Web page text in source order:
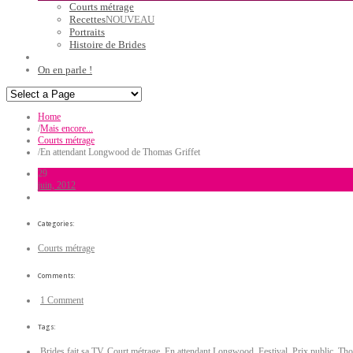
Courts métrage
RecettesNOUVEAU
Portraits
Histoire de Brides
On en parle !
Home
/Mais encore...
Courts métrage
/En attendant Longwood de Thomas Griffet
29
juin, 2012
Categories:
Courts métrage
Comments:
1 Comment
Tags: